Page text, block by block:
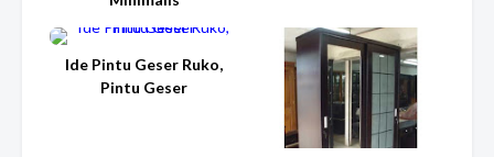
Ide Pintu Geser Ruko,
Pintu Geser